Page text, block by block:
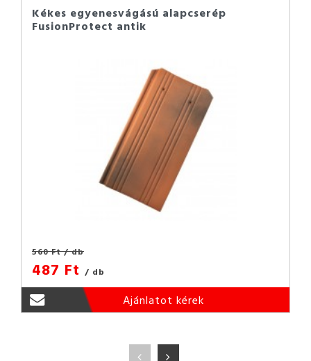
Kékes egyenesvágású alapcserép
FusionProtect antik
560 Ft/ db
487 Ft / db
Ajánlatot kérek